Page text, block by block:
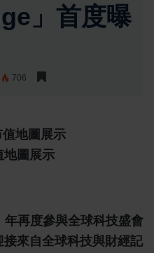
」首度曝
706
圖展示
再度參與全球科技盛會
來自全球科技與財經記